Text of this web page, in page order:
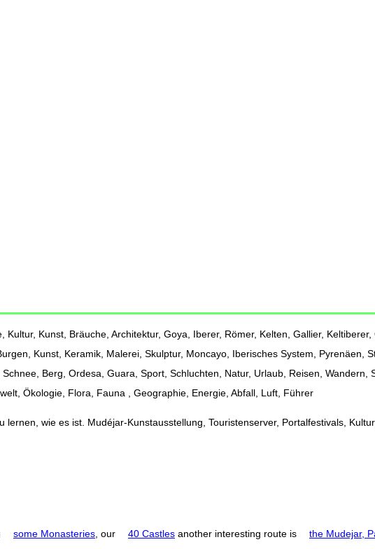
Kunst, Bräuche, Architektur, Goya, Iberer, Römer, Kelten, Gallier,
Kunst, Keramik, Malerei, Skulptur, Moncayo, Iberisches System, Pyrenäen,
Berg, Ordesa, Guara, Sport, Schluchten, Natur, Urlaub, Reisen, Wandern,
Ökologie, Flora, Fauna , Geographie, Energie, Abfall, Luft, Führer
wie es ist. Mudéjar-Kunstausstellung, Touristenserver, Portalfestivals,
some Monasteries , our 40 Castles another interesting route is the Mudejar,